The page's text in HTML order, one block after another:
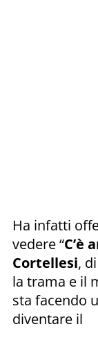
Ha infatti
vedere “C’è
Cortellesi,
la trama e il
sta facendo
diventare il